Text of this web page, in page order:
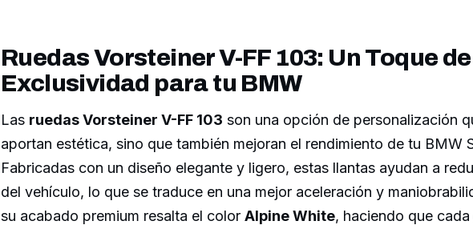
Ruedas Vorsteiner V-FF 103: Un Toque de
Exclusividad para tu BMW
Las ruedas Vorsteiner V-FF 103 son una opción de personalización
aportan estética, sino que también mejoran el rendimiento de tu BMW
Fabricadas con un diseño elegante y ligero, estas llantas ayudan a
del vehículo, lo que se traduce en una mejor aceleración y
su acabado premium resalta el color Alpine White, haciendo que